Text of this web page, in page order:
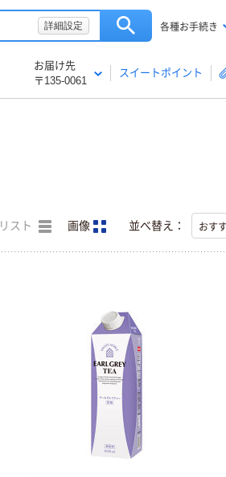
詳細設定 各種お手続き
お届け先
〒135-0061
スイートポイント
リスト 画像 並べ替え：